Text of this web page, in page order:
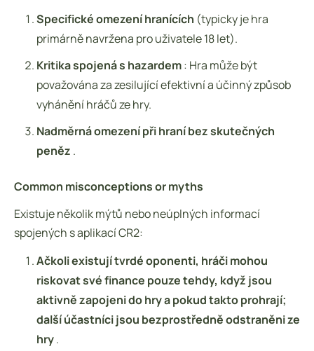
Specifické omezení hranících (typicky je hra
primárně navržena pro uživatele 18 let).
Kritika spojená s hazardem: Hra může být
považována za zesilující efektivní a účinný způsob
vyhánění hráčů ze hry.
Nadměrná omezení při hraní bez skutečných
peněz .
Common misconceptions or myths
Existuje několik mýtů nebo neúplných informací
spojených s aplikací CR2:
Ačkoli existují tvrdé oponenti, hráči mohou
riskovat své finance pouze tehdy, když jsou
aktivně zapojeni do hry a pokud takto prohrají;
další účastníci jsou bezprostředně odstraněni ze
hry.